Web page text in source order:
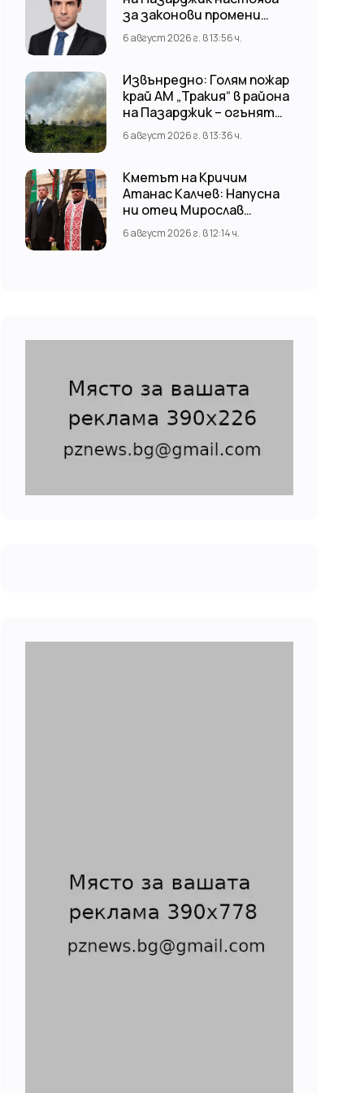
за законови промени
срещу риска от
наводнения
6 август 2026 г. в 13:56 ч.
Извънредно: Голям пожар
край АМ „Тракия“ в района
на Пазарджик – огънят
обхвана и лозови масиви
6 август 2026 г. в 13:36 ч.
Кметът на Кричим
Атанас Калчев: Напусна
ни отец Мирослав
Коларов
6 август 2026 г. в 12:14 ч.